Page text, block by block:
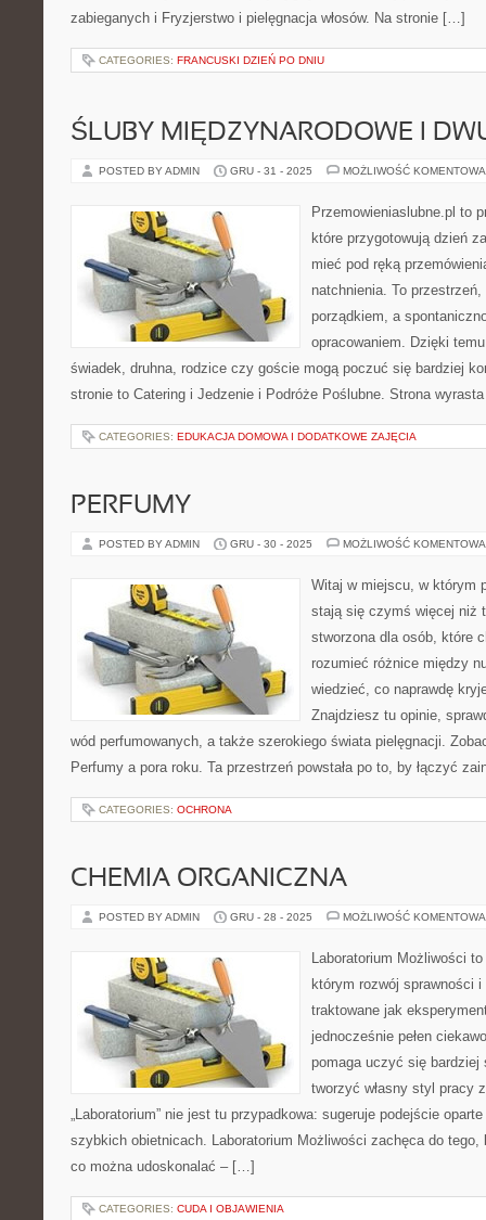
zabieganych i Fryzjerstwo i pielęgnacja włosów. Na stronie […]
CATEGORIES: FRANCUSKI DZIEŃ PO DNIU
ŚLUBY MIĘDZYNARODOWE I
POSTED BY ADMIN GRU - 31 - 2025 MOŻLIWOŚĆ
Przemowieniaslubne.pl to
które przygotowują dzień
mieć pod ręką
natchnienia. To
porządkiem, a
opracowaniem. Dzięki
świadek, druhna, rodzice czy goście mogą poczuć się bardziej
stronie to Catering i Jedzenie i Podróże Poślubne. Strona
CATEGORIES: EDUKACJA DOMOWA I DODATKOWE ZAJĘCIA
PERFUMY
POSTED BY ADMIN GRU - 30 - 2025 MOŻLIWOŚĆ
Witaj w miejscu, w którym
stają się czymś więcej niż
stworzona dla osób, które
rozumieć różnice między
wiedzieć, co naprawdę
Znajdziesz tu opinie,
wód perfumowanych, a także szerokiego świata pielęgnacji.
Perfumy a pora roku. Ta przestrzeń powstała po to, by łączyć
CATEGORIES: OCHRONA
CHEMIA ORGANICZNA
POSTED BY ADMIN GRU - 28 - 2025 MOŻLIWOŚĆ
Laboratorium Możliwości
którym rozwój sprawności
traktowane jak
jednocześnie pełen
pomaga uczyć się bardziej
tworzyć własny styl pracy
„Laboratorium” nie jest tu przypadkowa: sugeruje podejście
szybkich obietnicach. Laboratorium Możliwości zachęca do
co można udoskonalać – […]
CATEGORIES: CUDA I OBJAWIENIA